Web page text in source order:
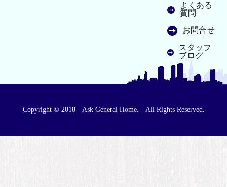
よくある
質問
お問合せ
スタッフ
ブログ
Copyright © 2018 Ask General Home. All Rights Reserved.